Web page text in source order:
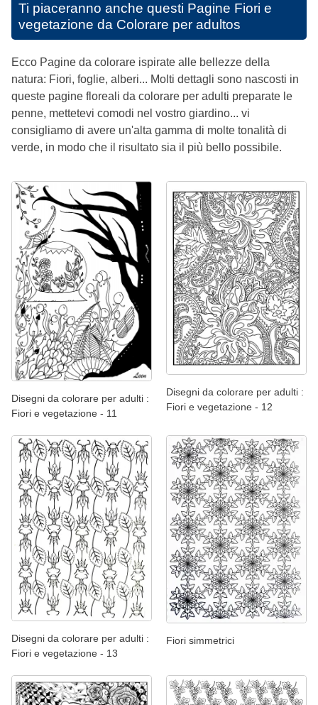
Ti piaceranno anche questi Pagine Fiori e
vegetazione da Colorare per adultos
Ecco Pagine da colorare ispirate alle bellezze della
natura: Fiori, foglie, alberi... Molti dettagli sono nascosti in
queste pagine floreali da colorare per adulti preparate le
penne, mettetevi comodi nel vostro giardino... vi
consigliamo di avere un'alta gamma di molte tonalità di
verde, in modo che il risultato sia il più bello possibile.
Disegni da colorare per adulti :
Fiori e vegetazione - 11
Disegni da colorare per adulti :
Fiori e vegetazione - 12
Disegni da colorare per adulti :
Fiori e vegetazione - 13
Fiori simmetrici